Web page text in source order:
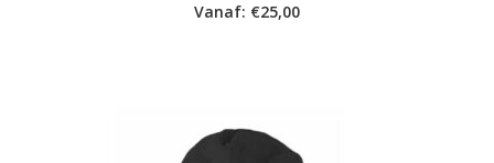
Vanaf: €25,00